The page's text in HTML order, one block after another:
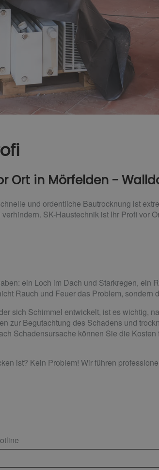
Ort in Mörfelden -
und ordentliche Bautrocknung ist
SK-Haustechnik ist Ihr Profi vor
ein Loch im Dach und Starkregen, ein
Rauch und Feuer das Problem, sondern
sich Schimmel entwickelt, ist es wichtig,
zur Begutachtung des Schadens und
Schadensursache können Sie die
ist? Kein Problem! Wir führen